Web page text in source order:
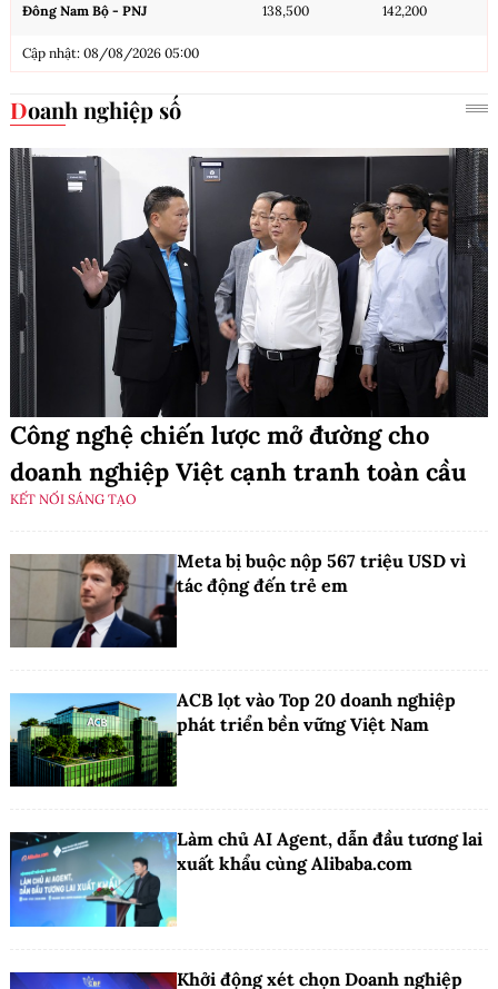
Đông Nam Bộ - PNJ 138,500 142,200
Cập nhật: 08/08/2026 05:00
Doanh nghiệp số
Công nghệ chiến lược mở đường cho
doanh nghiệp Việt cạnh tranh toàn cầu
KẾT NỐI SÁNG TẠO
Meta bị buộc nộp 567 triệu USD vì
tác động đến trẻ em
ACB lọt vào Top 20 doanh nghiệp
phát triển bền vững Việt Nam
Làm chủ AI Agent, dẫn đầu tương lai
xuất khẩu cùng Alibaba.com
Khởi động xét chọn Doanh nghiệp